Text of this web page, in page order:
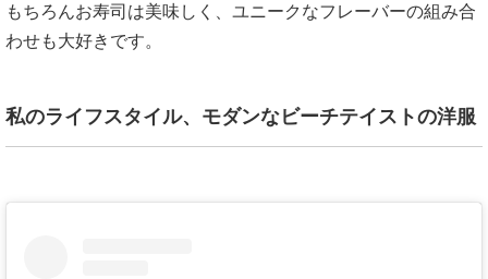
もちろんお寿司は美味しく、ユニークなフレーバーの組み合
わせも大好きです。
私のライフスタイル、モダンなビーチテイストの洋服